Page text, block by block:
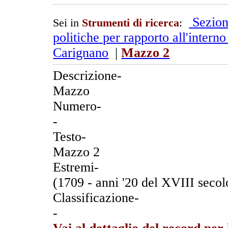
Sei in Strumenti di ricerca:
politiche per rapporto
Carignano |Mazzo 2
Descrizione-
Mazzo
Numero-
-
Testo-
Mazzo 2
Estremi-
(1709 - anni '20 del XVIII
Classificazione-
-